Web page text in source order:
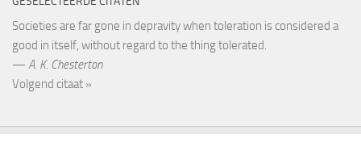
Societies are far gone in depravity when toleration is considered a
good in itself, without regard to the thing tolerated.
— A. K. Chesterton
Volgend citaat »